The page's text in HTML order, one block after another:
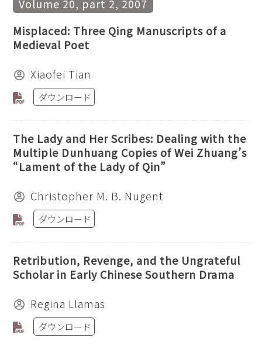
Volume 20, part 2, 2007
Misplaced: Three Qing Manuscripts of a
Medieval Poet
Xiaofei Tian
ダウンロード
The Lady and Her Scribes: Dealing with the
Multiple Dunhuang Copies of Wei Zhuang’s
“Lament of the Lady of Qin”
Christopher M. B. Nugent
ダウンロード
Retribution, Revenge, and the Ungrateful
Scholar in Early Chinese Southern Drama
Regina Llamas
ダウンロード